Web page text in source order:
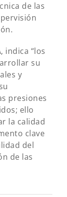
de las
indica “los
su
y
presiones
ello
la calidad
clave
del
de las